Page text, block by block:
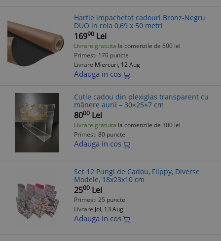
Hartie impachetat cadouri Bronz-Negru
DUO in rola 0,69 x 50 metri
16990 Lei
Livrare gratuita la comenzile de 600 lei
Primesti 170 puncte
Livrare Miercuri, 12 Aug
Adauga in cos
Cutie cadou din plexiglas transparent cu
mânere aurii – 30×25×7 cm
8000 Lei
Livrare gratuita la comenzile de 300 lei
Primesti 80 puncte
Adauga in cos
Set 12 Pungi de Cadou, Flippy, Diverse
Modele, 18x23x10 cm
2500 Lei
Primesti 25 puncte
Livrare Joi, 13 Aug
Adauga in cos